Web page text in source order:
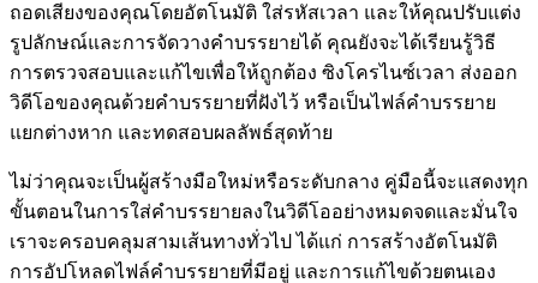
ถอดเสียงของคุณโดยอัตโนมัติ ใส่รหัสเวลา และให้คุณปรับแต่ง
รูปลักษณ์และการจัดวางคำบรรยายได้ คุณยังจะได้เรียนรู้วิธี
การตรวจสอบและแก้ไขเพื่อให้ถูกต้อง ซิงโครไนซ์เวลา ส่งออก
วิดีโอของคุณด้วยคำบรรยายที่ฝังไว้ หรือเป็นไฟล์คำบรรยาย
แยกต่างหาก และทดสอบผลลัพธ์สุดท้าย
ไม่ว่าคุณจะเป็นผู้สร้างมือใหม่หรือระดับกลาง คู่มือนี้จะแสดงทุก
ขั้นตอนในการใส่คำบรรยายลงในวิดีโออย่างหมดจดและมั่นใจ
เราจะครอบคลุมสามเส้นทางทั่วไป ได้แก่ การสร้างอัตโนมัติ
การอัปโหลดไฟล์คำบรรยายที่มีอยู่ และการแก้ไขด้วยตนเอง